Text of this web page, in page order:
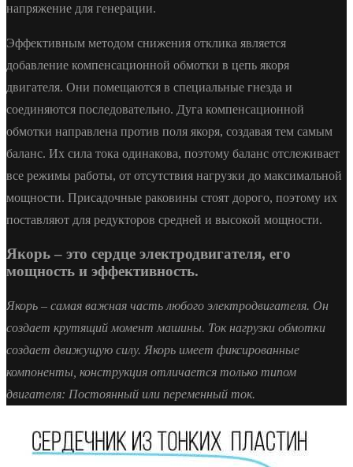
напряжение для генерации.
Эффективным методом снижения отклика является
добавление компенсационной обмотки в цепь якоря
двигателя. Они помещаются в специальные гнезда и
соединяются последовательно. Дуга компенсационной
обмотки направлена против поля якоря, создавая тем самым
баланс. Их сила тока одинакова, поэтому баланс отслеживает
все режимы работы, от отсутствия нагрузки до максимальной
мощности. Присадочные раковины стоят дорого, поэтому их
поставляют для редукторов средней и высокой мощности.
Якорь – это сердце электродвигателя, его
мощность и эффективность.
Якорь – самая важная часть любого электродвигателя. Он
создает крутящий момент машины. Ток нагрузки обмотки
создает движущую силу. Якорь имеет фиксированные
компоненты, конструкция отличается только типом
двигателя: Постоянный или переменный ток.